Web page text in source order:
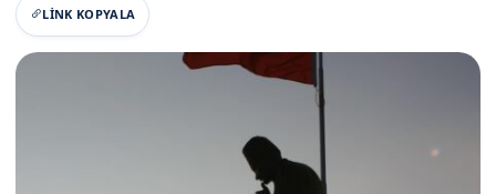
LINK KOPYALA